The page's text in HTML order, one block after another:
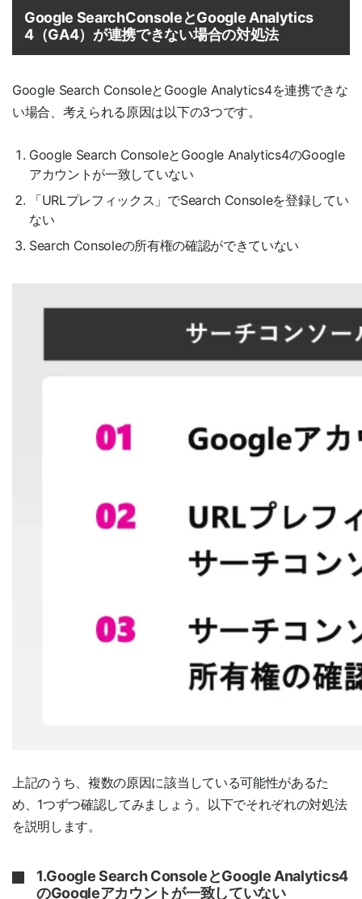
Google SearchConsoleとGoogle Analytics
4（GA4）が連携できない場合の対処法
Google Search ConsoleとGoogle Analytics4を連携できな
い場合、考えられる原因は以下の3つです。
Google Search ConsoleとGoogle Analytics4のGoogle
アカウントが一致していない
「URLプレフィックス」でSearch Consoleを登録してい
ない
Search Consoleの所有権の確認ができていない
上記のうち、複数の原因に該当している可能性があるた
め、1つずつ確認してみましょう。以下でそれぞれの対処法
を説明します。
1.Google Search ConsoleとGoogle Analytics4
のGoogleアカウントが一致していない